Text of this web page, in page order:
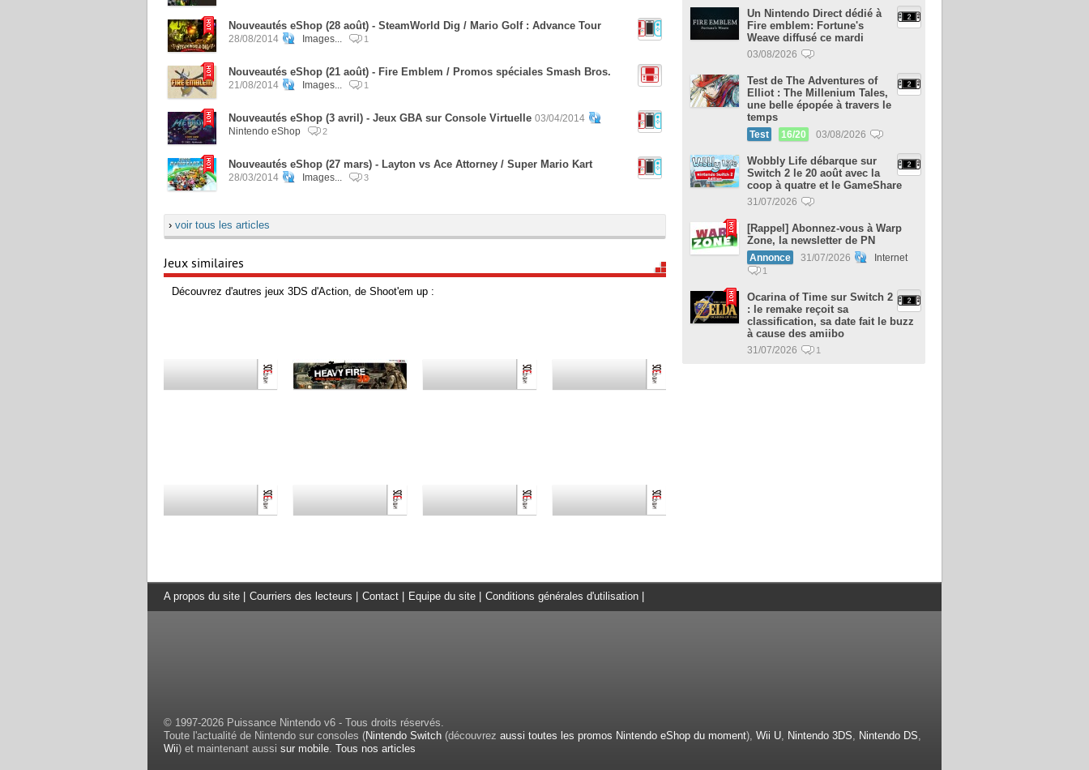
Nouveautés eShop (28 août) - SteamWorld Dig / Mario Golf : Advance Tour
28/08/2014 Images... 1
Nouveautés eShop (21 août) - Fire Emblem / Promos spéciales Smash Bros.
21/08/2014 Images... 1
Nouveautés eShop (3 avril) - Jeux GBA sur Console Virtuelle 03/04/2014
Nintendo eShop
2
Nouveautés eShop (27 mars) - Layton vs Ace Attorney / Super Mario Kart
28/03/2014 Images... 3
› voir tous les articles
Jeux similaires
Découvrez d'autres jeux 3DS d'Action, de Shoot'em up :
Un Nintendo Direct dédié à
Fire emblem: Fortune's
Weave diffusé ce mardi
03/08/2026
Test de The Adventures of
Elliot : The Millenium Tales,
une belle épopée à travers le
temps
Test 16/20 03/08/2026
Wobbly Life débarque sur
Switch 2 le 20 août avec la
coop à quatre et le GameShare
31/07/2026
[Rappel] Abonnez-vous à Warp
Zone, la newsletter de PN
Annonce 31/07/2026 Internet
1
Ocarina of Time sur Switch 2
: le remake reçoit sa
classification, sa date fait le buzz
à cause des amiibo
31/07/2026 1
A propos du site Courriers des lecteurs Contact Equipe du site Conditions générales d'utilisation
© 1997-2026 Puissance Nintendo v6 - Tous droits réservés.
Toute l'actualité de Nintendo sur consoles (Nintendo Switch (découvrez aussi toutes les promos Nintendo eShop du moment), Wii U, Nintendo 3DS, Nintendo DS,
Wii) et maintenant aussi sur mobile. Tous nos articles